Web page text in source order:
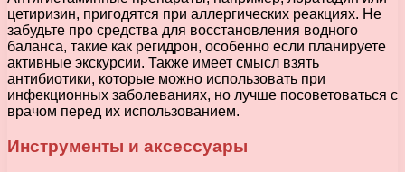
цетиризин, пригодятся при аллергических реакциях. Не
забудьте про средства для восстановления водного
баланса, такие как регидрон, особенно если планируете
активные экскурсии. Также имеет смысл взять
антибиотики, которые можно использовать при
инфекционных заболеваниях, но лучше посоветоваться с
врачом перед их использованием.
Инструменты и аксессуары